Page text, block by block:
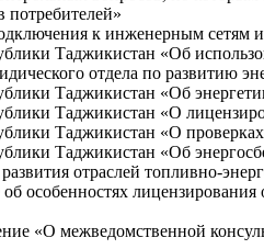
потребителей»
к инженерным сетям
Таджикистан «Об
отдела по развитию
Таджикистан «Об
Таджикистан «О
Таджикистан «О
Таджикистан «Об
отраслей топливно-
особенностях лицензирования
«О межведомственной